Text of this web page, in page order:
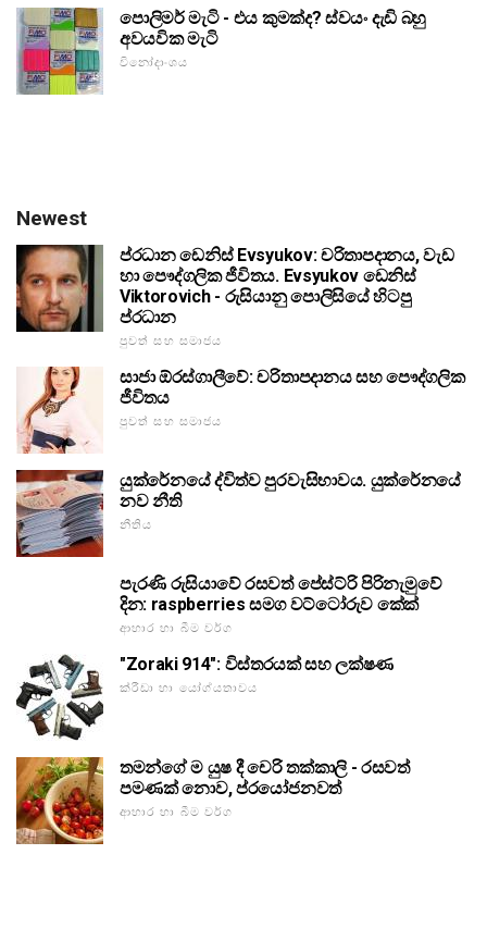
පොලිමර් මැටි - එය කුමක්ද? ස්වයං දැඩි බහු
අවයවික මැටි
විනෝදාංශය
Newest
ප්රධාන ඩෙනිස් Evsyukov: චරිතාපදානය, වැඩ
හා පෞද්ගලික ජීවිතය. Evsyukov ඩෙනිස්
Viktorovich - රුසියානු පොලිසියේ හිටපු
ප්රධාන
පුවත් සහ සමාජය
සාජා ඕරස්ගාලීවේ: චරිතාපදානය සහ පෞද්ගලික
ජීවිතය
පුවත් සහ සමාජය
යුක්රේනයේ ද්විත්ව පුරවැසිභාවය. යුක්රේනයේ
නව නීති
නීතිය
පැරණි රුසියාවේ රසවත් පේස්ට්රි පිරිනැමුවේ
දින: raspberries සමග වට්ටෝරුව කේක්
ආහාර හා බීම වර්ග
"Zoraki 914": විස්තරයක් සහ ලක්ෂණ
ක්රීඩා හා යෝග්යතාවය
තමන්ගේ ම යුෂ දී චෙරි තක්කාලි - රසවත්
පමණක් නොව, ප්රයෝජනවත්
ආහාර හා බීම වර්ග